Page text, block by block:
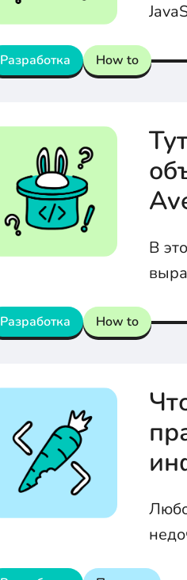
Разработка How to
Разработка How to
В